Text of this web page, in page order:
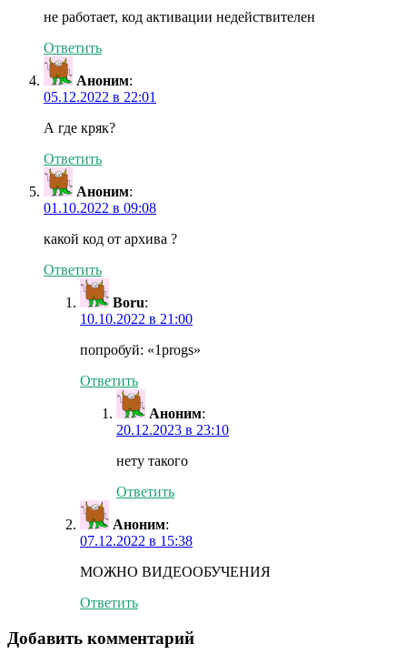
не работает, код активации недействителен
Ответить
Аноним:
05.12.2022 в 22:01
А где кряк?
Ответить
Аноним:
01.10.2022 в 09:08
какой код от архива ?
Ответить
Boru:
10.10.2022 в 21:00
попробуй: «1progs»
Ответить
Аноним:
20.12.2023 в 23:10
нету такого
Ответить
Аноним:
07.12.2022 в 15:38
МОЖНО ВИДЕООБУЧЕНИЯ
Ответить
Добавить комментарий